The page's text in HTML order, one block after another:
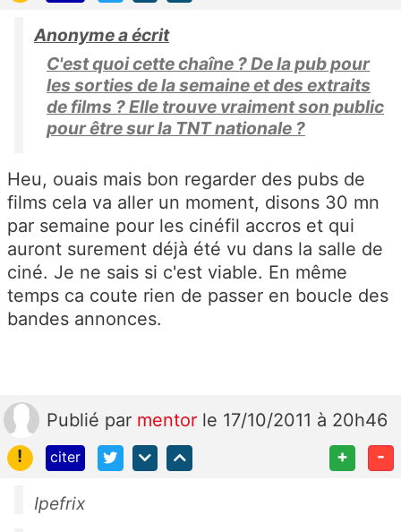
Anonyme a écrit
C'est quoi cette chaîne ? De la pub pour
les sorties de la semaine et des extraits
de films ? Elle trouve vraiment son public
pour être sur la TNT nationale ?
Heu, ouais mais bon regarder des pubs de
films cela va aller un moment, disons 30 mn
par semaine pour les cinéfil accros et qui
auront surement déjà été vu dans la salle de
ciné. Je ne sais si c'est viable. En même
temps ca coute rien de passer en boucle des
bandes annonces.
Publié par mentor le 17/10/2011 à 20h46
!
citer + -
Ipefrix